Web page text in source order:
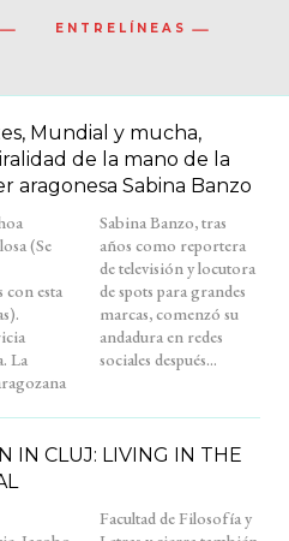
ENTRELÍNEAS
Mundial y mucha,
de la mano de la
aragonesa Sabina Banzo
(Se
con esta
grandes
su
sociales después...
IN CLUJ: LIVING IN THE